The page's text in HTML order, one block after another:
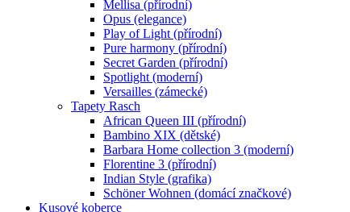
Mellisa (přírodní)
Opus (elegance)
Play of Light (přírodní)
Pure harmony (přírodní)
Secret Garden (přírodní)
Spotlight (moderní)
Versailles (zámecké)
Tapety Rasch
African Queen III (přírodní)
Bambino XIX (dětské)
Barbara Home collection 3 (moderní)
Florentine 3 (přírodní)
Indian Style (grafika)
Schöner Wohnen (domácí značkové)
Kusové koberce